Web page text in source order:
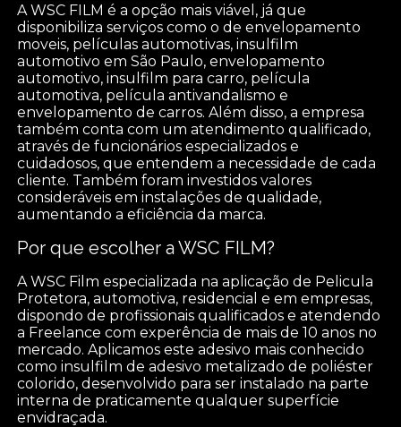
A WSC FILM é a opção mais viável, já que
disponibiliza serviços como o de envelopamento
moveis, películas automotivas, insulfilm
automotivo em São Paulo, envelopamento
automotivo, insulfilm para carro, película
automotiva, película antivandalismo e
envelopamento de carros. Além disso, a empresa
também conta com um atendimento qualificado,
através de funcionários especializados e
cuidadosos, que entendem a necessidade de cada
cliente. Também foram investidos valores
consideráveis em instalações de qualidade,
aumentando a eficiência da marca.
Por que escolher a WSC FILM?
A WSC Film especializada na aplicação de Pelicula
Protetora, automotiva, residencial e em empresas,
dispondo de profissionais qualificados e atendendo
a Freelance com experência de mais de 10 anos no
mercado. Aplicamos este adesivo mais conhecido
como insulfilm de adesivo metalizado de poliéster
colorido, desenvolvido para ser instalado na parte
interna de praticamente qualquer superfície
envidraçada.